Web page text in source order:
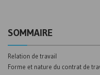
SOMMAIRE
Relation de travail
Forme et nature du contrat de